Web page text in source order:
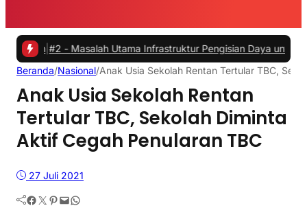
#2 - Masalah Utama Infrastruktur Pengisian Daya untuk Mobil
Beranda/Nasional/Anak Usia Sekolah Rentan Tertular TBC,
Anak Usia Sekolah Rentan
Tertular TBC, Sekolah Diminta
Aktif Cegah Penularan TBC
27 Juli 2021
Facebook Twitter Pinterest Mail WhatsApp